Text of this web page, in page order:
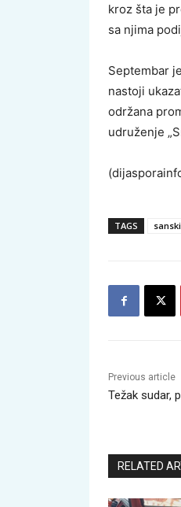
kroz šta je
sa njima
Septembar
nastoji
održana
udruženje
TAGS
Previous article
Težak sudar,
RELATED